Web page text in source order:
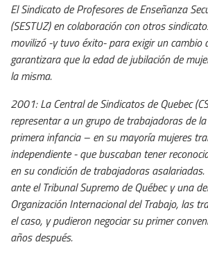
El Sindicato de Profesores de Enseñanza
(SESTUZ) en colaboración con otros
movilizó -y tuvo éxito- para exigir un cambio
garantizara que la edad de jubilación de
la misma.
2001: La Central de Sindicatos de Quebec
representar a un grupo de trabajadoras de
primera infancia – en su mayoría mujeres
independiente - que buscaban tener
en su condición de trabajadoras asalariadas.
ante el Tribunal Supremo de Québec y una
Organización Internacional del Trabajo, las
el caso, y pudieron negociar su primer
años después.